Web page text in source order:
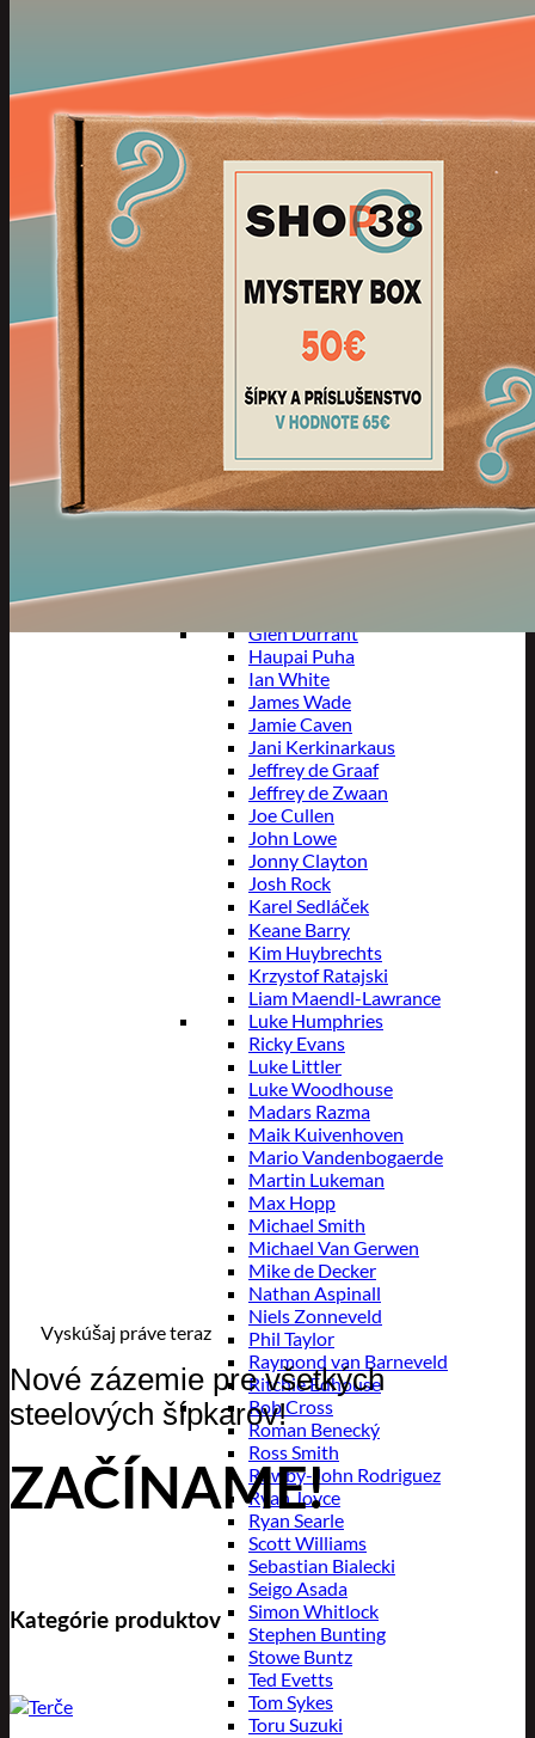
Príslušenstvo letiek
Príslušenstvo násadiek
Náhradné diely
Brúsky
Vosky
MYSTERY BOX
HRÁČI
Ultimate Cards
Adam Gawlas
Barbora Hospodářská
Callan Rydz
Chris Dobey
Connor Scutt
Damon Heta
Dave Chisnall
Dimitri Van den Bergh
Dirk van Duijvenbode
Fallon Sherrock
Florian Hempel
Gabriel Clemens
Glen Durrant
Haupai Puha
Ian White
James Wade
Jamie Caven
Jani Kerkinarkaus
Jeffrey de Graaf
Jeffrey de Zwaan
Joe Cullen
John Lowe
Jonny Clayton
Josh Rock
Karel Sedláček
Keane Barry
Kim Huybrechts
Krzystof Ratajski
Liam Maendl-Lawrance
Luke Humphries
Ricky Evans
Luke Littler
Luke Woodhouse
Madars Razma
Maik Kuivenhoven
Mario Vandenbogaerde
Martin Lukeman
Max Hopp
Michael Smith
Michael Van Gerwen
Mike de Decker
Nathan Aspinall
Niels Zonneveld
Phil Taylor
Raymond van Barneveld
Ritchie Edhouse
Rob Cross
Roman Benecký
Ross Smith
Rowby-John Rodriguez
Ryan Joyce
Ryan Searle
Scott Williams
Sebastian Bialecki
Seigo Asada
Simon Whitlock
Stephen Bunting
Stowe Buntz
Ted Evetts
Tom Sykes
Toru Suzuki
Vyskúšaj práve teraz
Nové zázemie pre všetkých
steelových šípkarov!
ZAČÍNAME!
Kategórie produktov